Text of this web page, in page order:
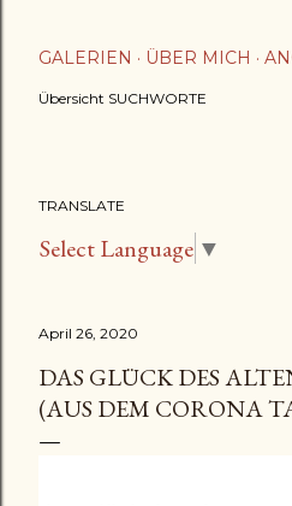
GALERIEN ÜBER MICH
Übersicht SUCHWORTE
TRANSLATE
Select Language ▼
April 26, 2020
DAS GLÜCK DES
(AUS DEM CORONA